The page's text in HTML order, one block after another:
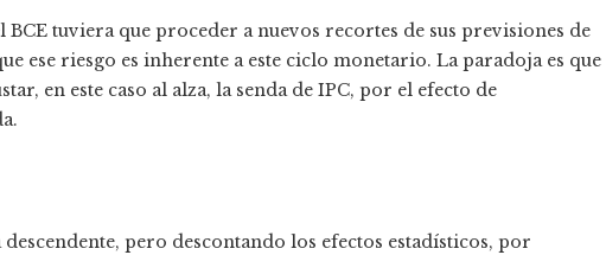
tuviera que proceder a nuevos recortes de sus previsiones de
ese riesgo es inherente a este ciclo monetario. La paradoja es que
en este caso al alza, la senda de IPC, por el efecto de
pero descontando los efectos estadísticos, por